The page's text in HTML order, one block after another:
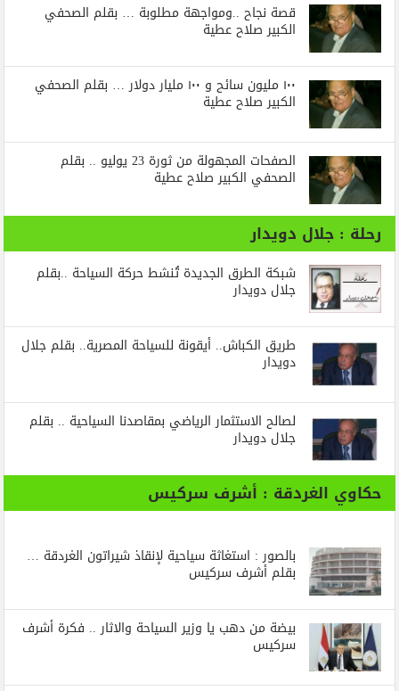
قصة نجاح ..ومواجهة مطلوبة … بقلم الصحفي
الكبير صلاح عطية
١٠٠ مليون سائح و ١٠٠ مليار دولار … بقلم الصحفي
الكبير صلاح عطية
الصفحات المجهولة من ثورة 23 يوليو .. بقلم
الصحفي الكبير صلاح عطية
رحلة : جلال دويدار
شبكة الطرق الجديدة تُنشط حركة السياحة ..بقلم
جلال دويدار
طريق الكباش.. أيقونة للسياحة المصرية.. بقلم جلال
دويدار
لصالح الاستثمار الرياضي بمقاصدنا السياحية .. بقلم
جلال دويدار
حكاوي الغردقة : أشرف سركيس
بالصور : استغاثة سياحية لإنقاذ شيراتون الغردقة …
بقلم أشرف سركيس
بيضة من دهب يا وزير السياحة والاثار .. فكرة أشرف
سركيس